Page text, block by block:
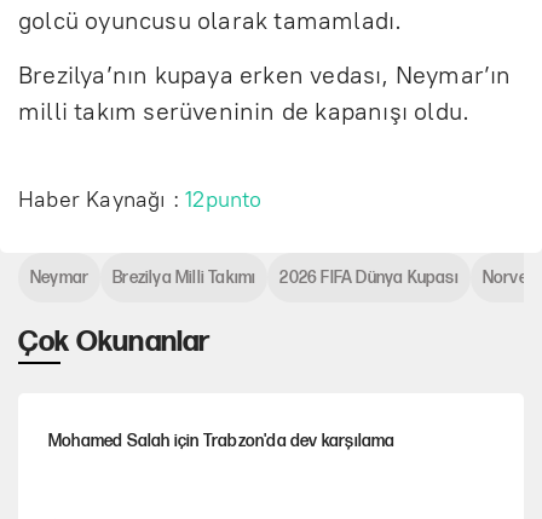
golcü oyuncusu olarak tamamladı.
Brezilya’nın kupaya erken vedası, Neymar’ın
milli takım serüveninin de kapanışı oldu.
Haber Kaynağı :12punto
Çok Okunanlar
Mohamed Salah için Trabzon'da dev karşılama
Neymar Brezilya Milli Takımı 2026 FIFA Dünya Kupası Norveç